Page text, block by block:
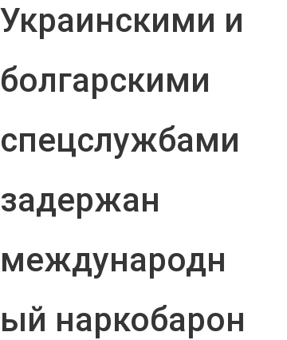
Украинскими и
болгарскими
спецслужбами
задержан
международн
ый наркобарон